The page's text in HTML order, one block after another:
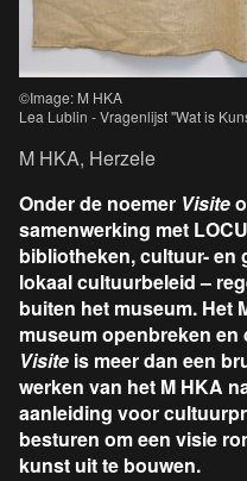
©Image: M HKA
Lea Lublin - Vragenlijst "Wat is
M HKA, Herzele
Onder de noemer Visite
samenwerking met
bibliotheken, cultuur- en
lokaal cultuurbeleid –
buiten het museum. Het
museum openbreken
Visite is meer dan een
werken van het M HKA
aanleiding voor
besturen om een visie
kunst uit te bouwen.